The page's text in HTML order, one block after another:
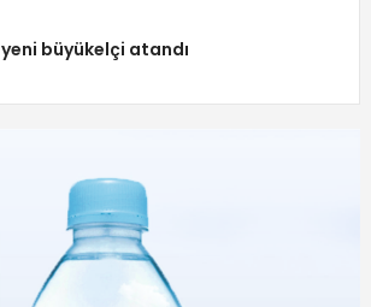
büyükelçi atandı